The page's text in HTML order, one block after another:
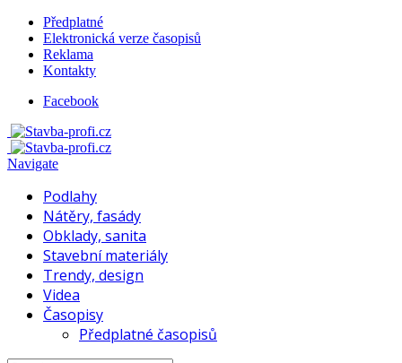
Předplatné
Elektronická verze časopisů
Reklama
Kontakty
Facebook
Navigate
Podlahy
Nátěry, fasády
Obklady, sanita
Stavební materiály
Trendy, design
Videa
Časopisy
Předplatné časopisů